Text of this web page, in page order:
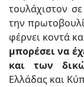
τουλάχιστον
την
φέρνει κοντά
μπορέσει να
και των
Ελλάδας και